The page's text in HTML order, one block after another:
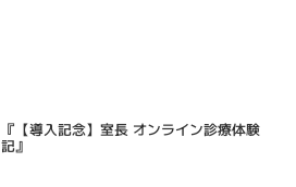
『【導入記念】室長 オンライン診療体験
記』